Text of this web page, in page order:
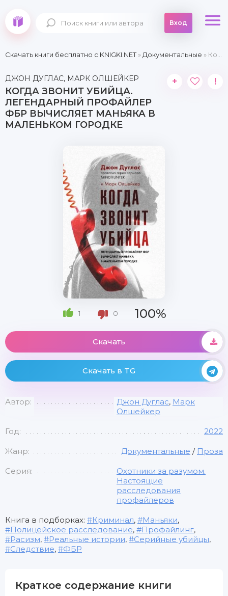
Вход
Скачать книги бесплатно c KNIGKI.NET» Документальные » Когда звонит убийца. Легендарный профайлер ФБР вычисляет маньяка в маленьком городке
ДЖОН ДУГЛАС, МАРК ОЛШЕЙКЕР
КОГДА ЗВОНИТ УБИЙЦА.
ЛЕГЕНДАРНЫЙ ПРОФАЙЛЕР
ФБР ВЫЧИСЛЯЕТ МАНЬЯКА В
МАЛЕНЬКОМ ГОРОДКЕ
+ !
1 0 100%
Скачать
Скачать в TG
Автор: Джон Дуглас, Марк
Олшейкер
Год: 2022
Жанр: Документальные / Проза
Серия:
Охотники за разумом.
Настоящие
расследования
профайлеров
Книга в подборках: Криминал, Маньяки,
Полицейское расследование, Профайлинг,
Расизм, Реальные истории, Серийные убийцы,
Следствие, ФБР
Краткое содержание книги